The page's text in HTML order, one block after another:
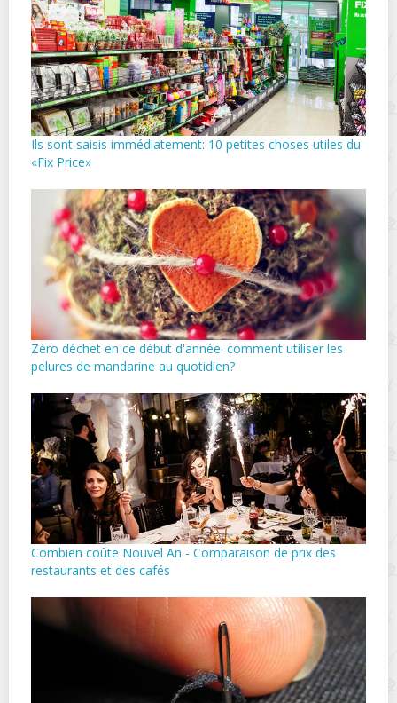
Ils sont saisis immédiatement: 10 petites choses utiles du
«Fix Price»
Zéro déchet en ce début d'année: comment utiliser les
pelures de mandarine au quotidien?
Combien coûte Nouvel An - Comparaison de prix des
restaurants et des cafés